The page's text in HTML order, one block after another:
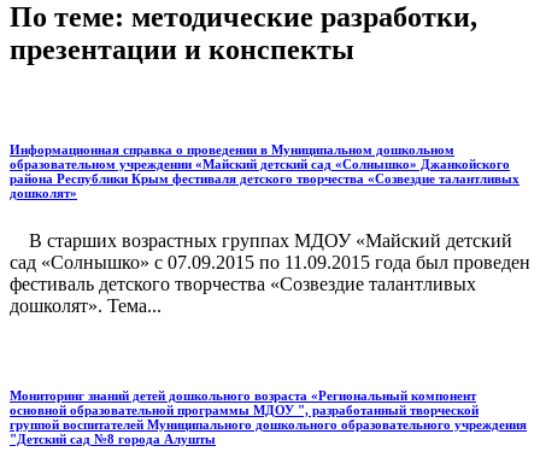
По теме: методические разработки,
презентации и конспекты
Информационная справка о проведении в Муниципальном дошкольном
образовательном учреждении «Майский детский сад «Солнышко» Джанкойского
района Республики Крым фестиваля детского творчества «Созвездие талантливых
дошколят»
В старших возрастных группах МДОУ «Майский детский
сад «Солнышко» с 07.09.2015 по 11.09.2015 года был проведен
фестиваль детского творчества «Созвездие талантливых
дошколят». Тема...
Мониторинг знаний детей дошкольного возраста «Региональный компонент
основной образовательной программы МДОУ ", разработанный творческой
группой воспитателей Муниципального дошкольного образовательного учреждения
"Детский сад №8 города Алушты